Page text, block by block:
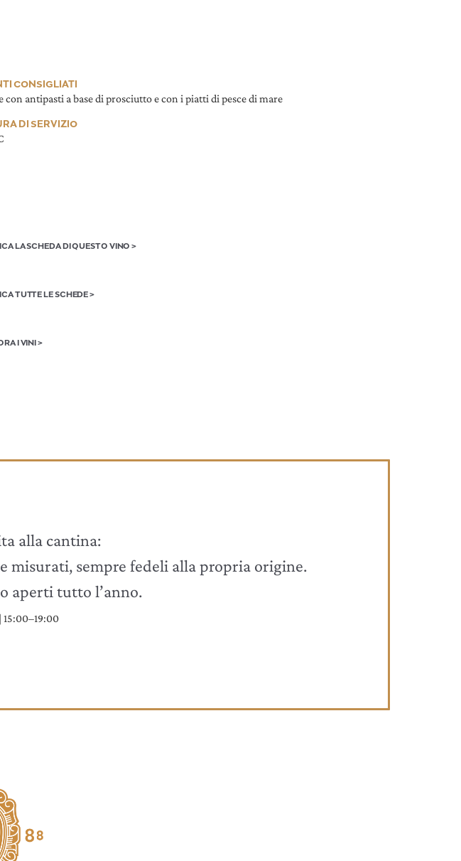
CONSIGLIATI
con antipasti a base di prosciutto e con i piatti di pesce di mare
DI SERVIZIO
LA SCHEDA DI QUESTO VINO >
TUTTE LE SCHEDE >
I VINI >
alla cantina:
misurati, sempre fedeli alla propria origine.
aperti tutto l’anno.